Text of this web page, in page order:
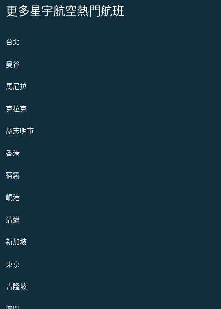
更多星宇航空熱門航班
台北
曼谷
馬尼拉
克拉克
胡志明市
香港
宿霧
峴港
清邁
新加坡
東京
吉隆坡